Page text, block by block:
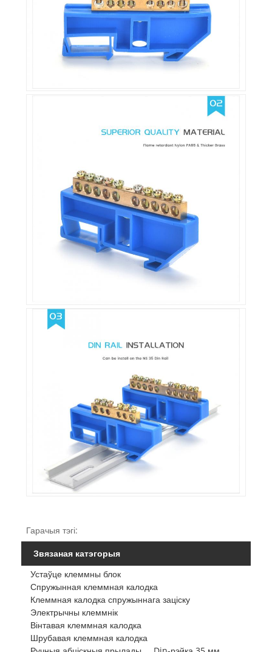
Гарачыя тэгі:
Звязаная катэгорыя
Устаўце клеммны блок
Спружынная клеммная калодка
Клеммная калодка спружыннага заціску
Электрычны клеммнік
Вінтавая клеммная калодка
Шрубавая клеммная калодка